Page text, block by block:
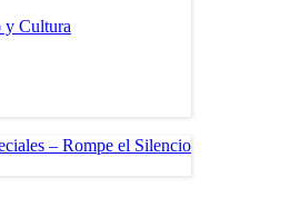
y Cultura
– Rompe el Silencio